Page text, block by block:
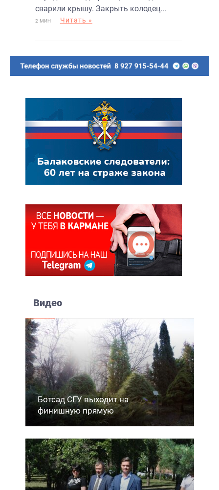
сварили крышу. Закрыть колодец...
2 МИН Читать »
Видео
Ботсад СГУ выходит на
финишную прямую